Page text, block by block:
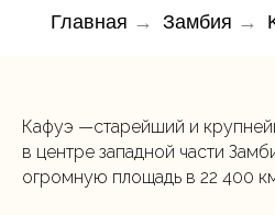
Главная → Замбия →
Кафуэ —старейший и
в центре западной части
огромную площадь в 22 400